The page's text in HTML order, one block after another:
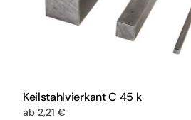
der
Produktseite
gewählt
Keilstahlvierkant C 45 k
ab 2,21 €